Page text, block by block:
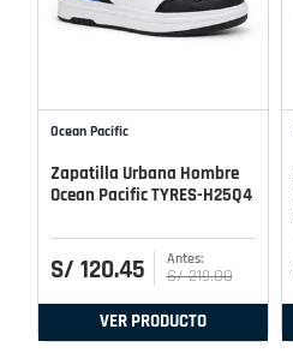
Ocean Pacific
Zapatilla Urbana Hombre
Ocean Pacific TYRES-H25Q4
S/ 120.45 S/ 219.00
VER PRODUCTO